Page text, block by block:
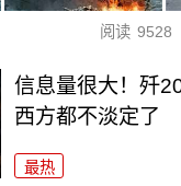
阅读 9528
信息量很大！歼
西方都不淡定了
最热